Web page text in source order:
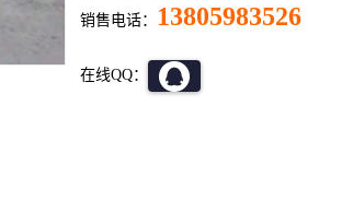
销售电话： 13805983526
在线QQ：